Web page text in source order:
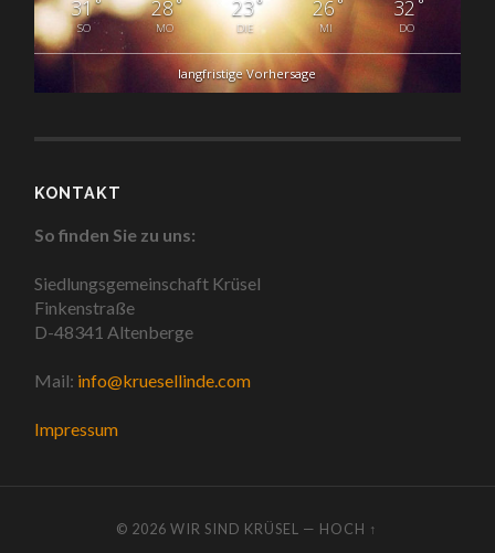
31
SO
28
MO
23
DIE
26
MI
32
DO
langfristige Vorhersage
KONTAKT
So finden Sie zu uns:
Siedlungsgemeinschaft Krüsel
Finkenstraße
D-48341 Altenberge
Mail: info@kruesellinde.com
Impressum
© 2026WIR SIND KRÜSEL — HOCH ↑